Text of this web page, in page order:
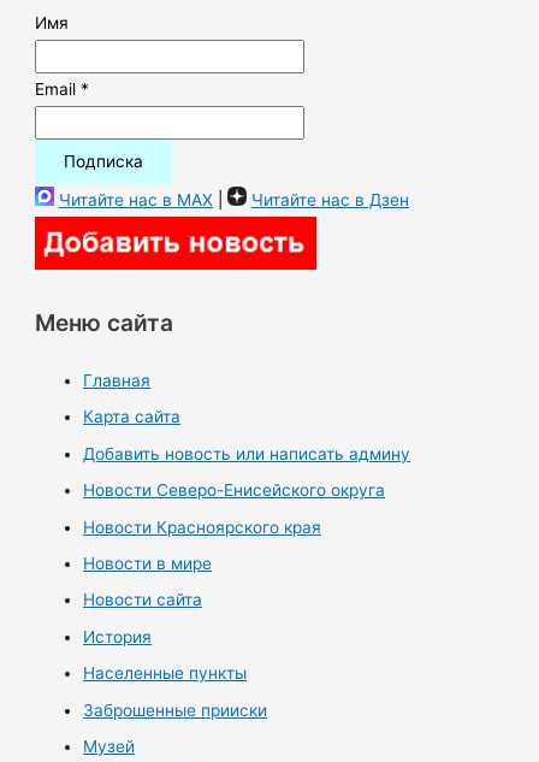
Имя
Email *
Читайте нас в MAX | Читайте нас в Дзен
Меню сайта
Главная
Карта сайта
Добавить новость или написать админу
Новости Северо-Енисейского округа
Новости Красноярского края
Новости в мире
Новости сайта
История
Населенные пункты
Заброшенные прииски
Музей